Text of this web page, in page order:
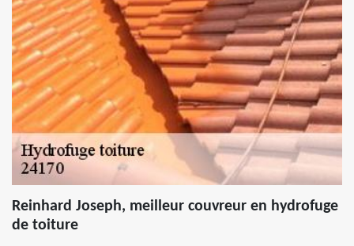
Reinhard Joseph, meilleur couvreur en hydrofuge
de toiture